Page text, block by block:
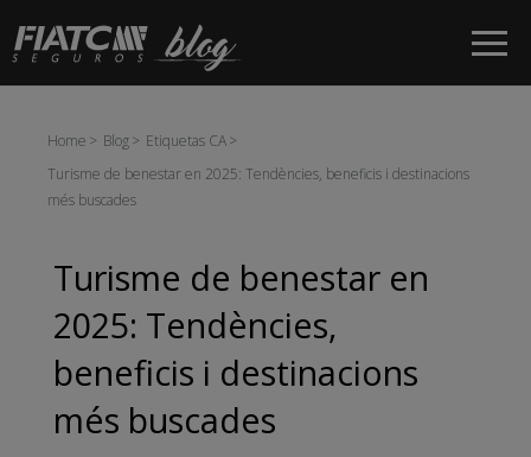
Salta al contingut principal
Home Blog
Etiquetas CA
Turisme de benestar en 2025: Tendències, beneficis i destinacions
més buscades
Turisme de benestar en
2025: Tendències,
beneficis i destinacions
més buscades